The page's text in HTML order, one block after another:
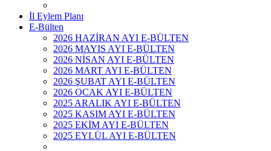
İl Eylem Planı
E-Bülten
2026 HAZİRAN AYI E-BÜLTEN
2026 MAYIS AYI E-BÜLTEN
2026 NİSAN AYI E-BÜLTEN
2026 MART AYI E-BÜLTEN
2026 ŞUBAT AYI E-BÜLTEN
2026 OCAK AYI E-BÜLTEN
2025 ARALIK AYI E-BÜLTEN
2025 KASIM AYI E-BÜLTEN
2025 EKİM AYI E-BÜLTEN
2025 EYLÜL AYI E-BÜLTEN